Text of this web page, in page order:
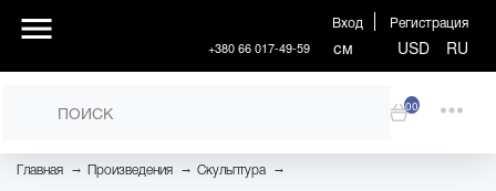
Вход Регистрация
+380 66 017-49-59 см USD RU
00
Главная → Произведения → Скульптура →